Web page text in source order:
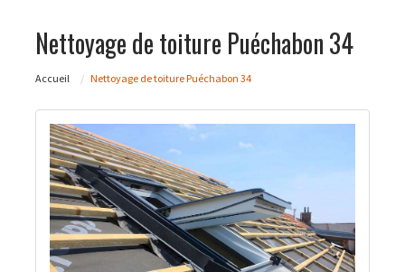
Nettoyage de toiture Puéchabon 34
Accueil Nettoyage de toiture Puéchabon 34